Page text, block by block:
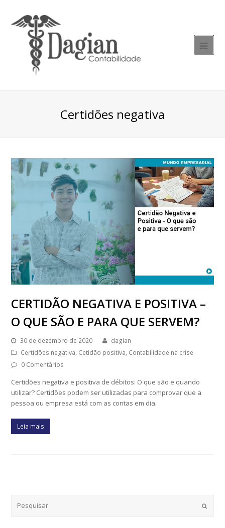
Certidões negativa
CERTIDÃO NEGATIVA E POSITIVA –
O QUE SÃO E PARA QUE SERVEM?
30 de dezembro de 2020
dagian
Certidões negativa, Cetidão positiva, Contabilidade na crise
0 Comentários
Certidões negativa e positiva de débitos: O que são e quando
utilizar? Certidões podem ser utilizadas para comprovar que a
pessoa ou empresa está com as contas em dia.
Leia mais
Submit